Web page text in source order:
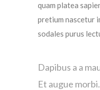
quam platea
pretium nascetur
sodales purus
Dapibus a a
Et augue